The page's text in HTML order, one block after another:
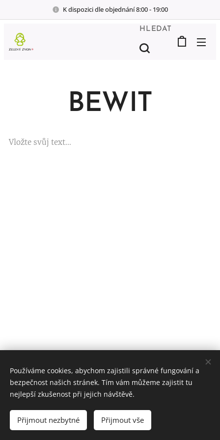
K dispozici dle objednání 8:00 - 19:00
HLEDAT
BEWIT
Vložte svůj text...
info@zelenyzvon.cz
Všechna práva vyhrazena 2020
Obchodní podmínky Cookies
Používáme cookies, abychom zajistili správné fungování a
bezpečnost našich stránek. Tím vám můžeme zajistit tu
nejlepší zkušenost při jejich návštěvě.
Přijmout nezbytné Přijmout vše